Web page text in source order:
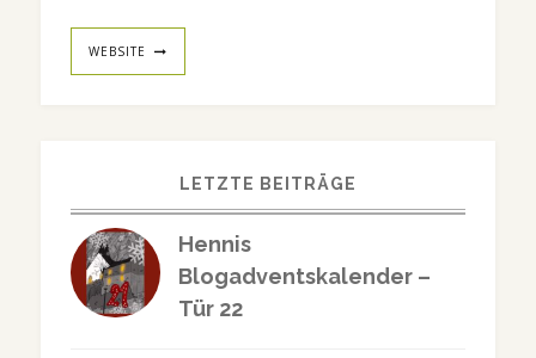
WEBSITE
LETZTE BEITRÄGE
Hennis
Blogadventskalender –
Tür 22